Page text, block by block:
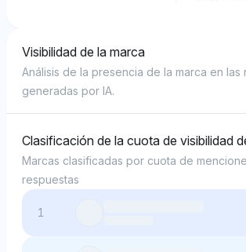
Visibilidad de la marca
Análisis de la presencia de la marca en las
generadas por IA.
Clasificación de la cuota de visibilidad
Marcas clasificadas por cuota de
respuestas
1